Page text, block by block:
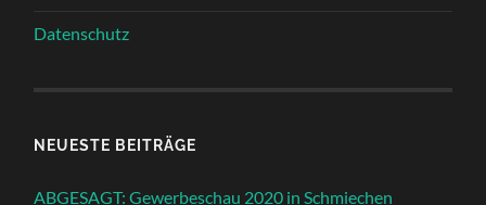
Datenschutz
NEUESTE BEITRÄGE
ABGESAGT: Gewerbeschau 2020 in Schmiechen